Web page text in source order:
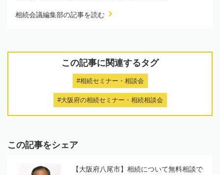
相続会議編集部の記事を読む
この記事に関連するタグ
#相続セミナー・相談会
#大阪府の相続セミナー・相続相談会
この記事をシェア
【大阪府八尾市】相続について無料相談で